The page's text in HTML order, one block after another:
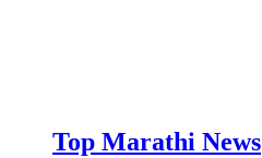
Top Marathi News